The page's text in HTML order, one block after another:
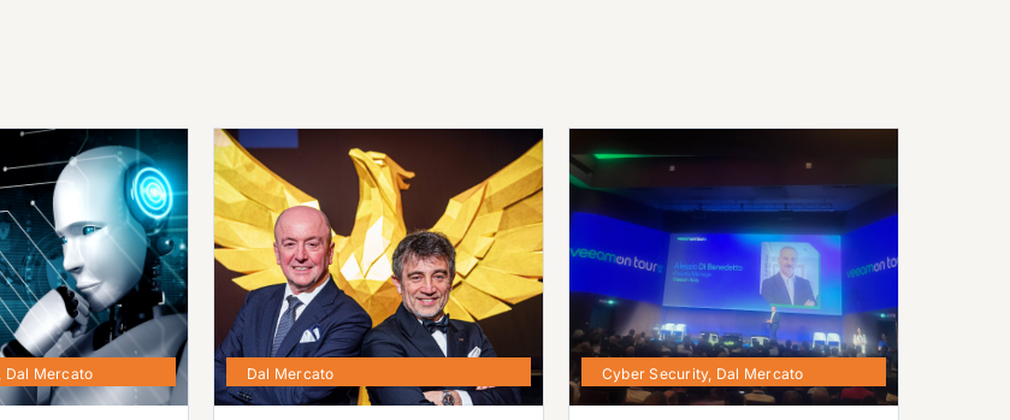
Dal Mercato Dal Mercato Cyber Security, Dal Mercato